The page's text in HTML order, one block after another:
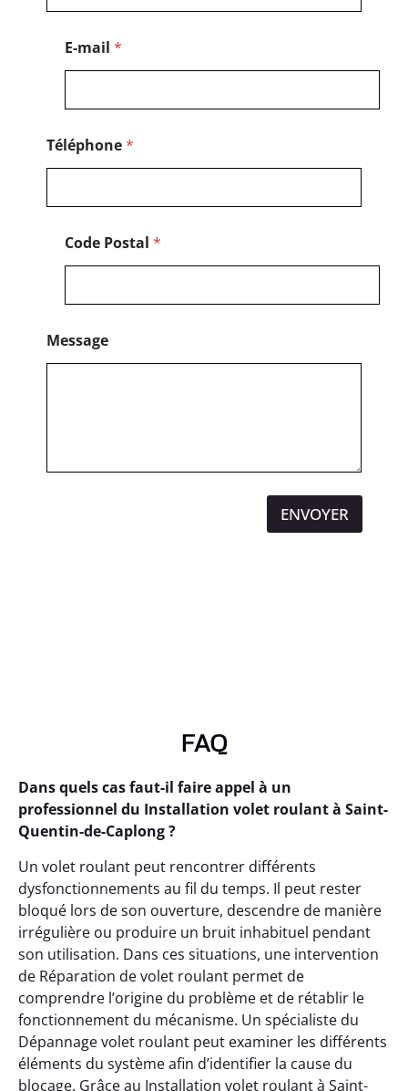
h
E-mail *
Téléphone*
Code Postal *
Message
ENVOYER
FAQ
Dans quels cas faut-il faire appel à un
professionnel du Installation volet roulant à Saint-
Quentin-de-Caplong ?
Un volet roulant peut rencontrer différents
dysfonctionnements au fil du temps. Il peut rester
bloqué lors de son ouverture, descendre de manière
irrégulière ou produire un bruit inhabituel pendant
son utilisation. Dans ces situations, une intervention
de Réparation de volet roulant permet de
comprendre l’origine du problème et de rétablir le
fonctionnement du mécanisme. Un spécialiste du
Dépannage volet roulant peut examiner les différents
éléments du système afin d’identifier la cause du
blocage. Grâce au Installation volet roulant à Saint-